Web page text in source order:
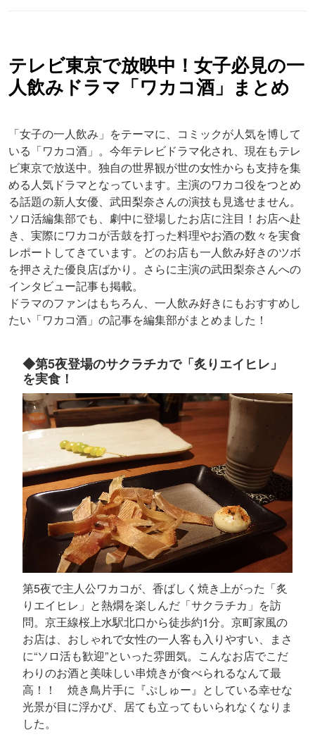
テレビ東京で放映中！女子必見の一
人飲みドラマ「ワカコ酒」まとめ
「女子の一人飲み」をテーマに、コミックが人気を博して
いる「ワカコ酒」。今年テレビドラマ化され、現在もテレ
ビ東京で放送中。独自の世界観が世の女性からも支持を集
める人気ドラマとなっています。主演のワカコ役をつとめ
る話題の新人女優、武田梨奈さんの演技も見逃せません。
ソロ活編集部でも、劇中に登場したお店に注目！お店へ赴
き、実際にワカコが舌鼓を打った料理やお酒の数々を実食
レポートしてきています。どのお店も一人飲み好きのツボ
を押さえた優良店ばかり。さらに主演の武田梨奈さんへの
インタビュー記事も掲載。
ドラマのファンはもちろん、一人飲み好きにもおすすめし
たい「ワカコ酒」の記事を編集部がまとめました！
◆第5夜登場のサクラチカで「炙りエイヒレ」
を実食！
第5夜で主人公ワカコが、香ばしく焼き上がった「炙
りエイヒレ」と熱燗を楽しんだ「サクラチカ」を訪
問。京王線桜上水駅北口から徒歩約1分。京町家風の
お店は、おしゃれで女性の一人客も入りやすい、まさ
に“ソロ活も歓迎”といった雰囲気。こんなお店でこだ
わりのお酒と美味しい串焼きが食べられるなんて最
高！！ 焼き鳥片手に『ぷしゅー』としている幸せな
光景が目に浮かび、居ても立ってもいられなくなりま
した。